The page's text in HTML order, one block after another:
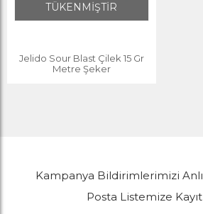
TÜKENMİŞTİR
Jelido Sour Blast Çilek 15 Gr
Metre Şeker
Kampanya Bildirimlerimizi
Posta Listemize